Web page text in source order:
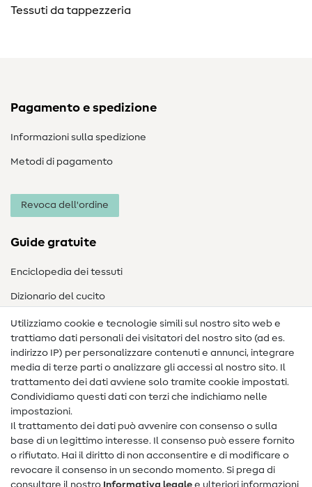
Tessuti da tappezzeria
Pagamento e spedizione
Informazioni sulla spedizione
Metodi di pagamento
Revoca dell'ordine
Guide gratuite
Enciclopedia dei tessuti
Dizionario del cucito
Nähanleitungen
Assistenza e contatto
Contatto
Informazioni sul nuovo proprietario
FAQ
Diritto di recesso
Popolare
Utilizziamo cookie e tecnologie simili sul nostro sito web e
trattiamo dati personali dei visitatori del nostro sito (ad es.
indirizzo IP) per personalizzare contenuti e annunci, integrare
media di terze parti o analizzare gli accessi al nostro sito. Il
trattamento dei dati avviene solo tramite cookie impostati.
Condividiamo questi dati con terzi che indichiamo nelle
impostazioni.
Il trattamento dei dati può avvenire con consenso o sulla
base di un legittimo interesse. Il consenso può essere fornito
o rifiutato. Hai il diritto di non acconsentire e di modificare o
revocare il consenso in un secondo momento. Si prega di
consultare il nostro Informativa legale e ulteriori informazioni